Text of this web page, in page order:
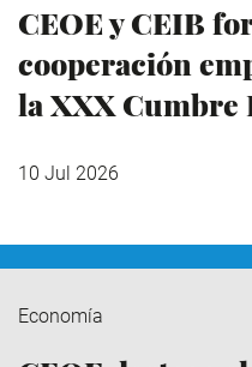
CEOE y CEIB
cooperación
la XXX Cumbre
10 Jul 2026
Economía